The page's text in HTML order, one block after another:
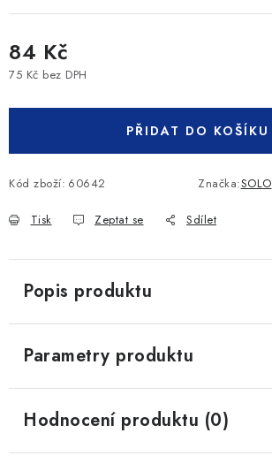
84 Kč
75 Kč bez DPH
PŘIDAT DO KOŠÍKU
Kód zboží: 60642 Značka:SOLO
Tisk Zeptat se Sdílet
Popis produktu
Parametry produktu
Hodnocení produktu (0)